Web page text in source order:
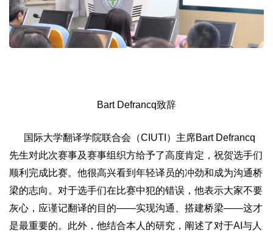
Bart Defrancq致辞
国际大学翻译学院联合会（CIUTI）主席Bart Defrancq
先生对此次赛事及赛事组织方给予了高度肯定，祝贺选手们
顺利完成比赛。他很高兴看到年轻译员的冲劲和成为沟通桥
梁的志向。对于选手们在比赛中犯的错误，他表示大家不要
灰心，应谨记翻译的目的——实现沟通、搭建桥梁——这才
是最重要的。此外，他结合本人的研究，阐述了对于AI与人